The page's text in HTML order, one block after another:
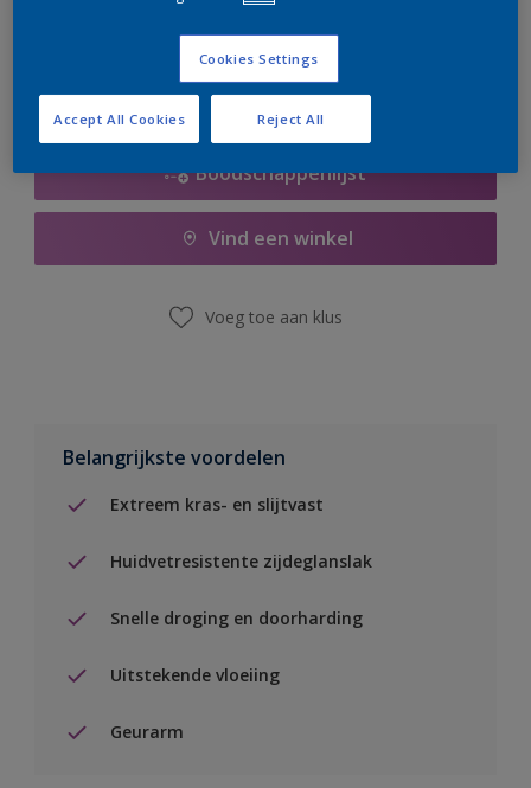
Boodschappenlijst
Vind een winkel
Voeg toe aan klus
Belangrijkste voordelen
Extreem kras- en slijtvast
Huidvetresistente zijdeglanslak
Snelle droging en doorharding
Uitstekende vloeiing
Geurarm
Cookies Settings
Reject All
Accept All Cookies